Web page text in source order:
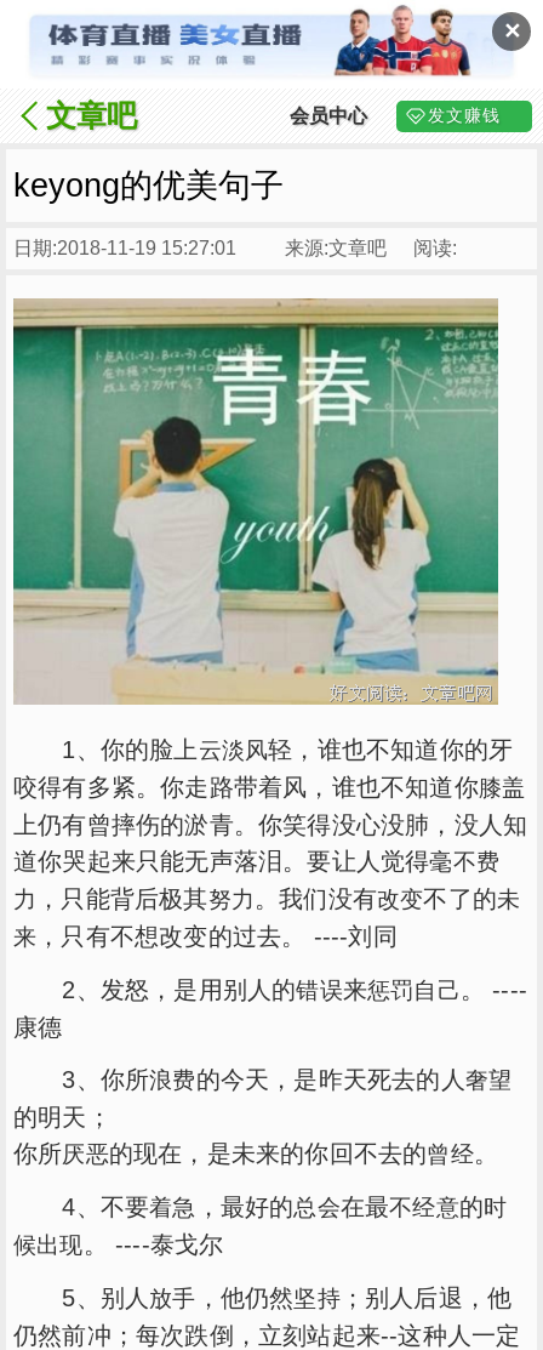
✕
文章吧 会员中心 发文赚钱
keyong的优美句子
日期:2018-11-19 15:27:01 来源:文章吧 阅读:
1、你的脸上云淡风轻，谁也不知道你的牙
咬得有多紧。你走路带着风，谁也不知道你膝盖
上仍有曾摔伤的淤青。你笑得没心没肺，没人知
道你哭起来只能无声落泪。要让人觉得毫不费
力 ，只能背后极其努力 。我们没有改变不了的未
来 ，只有不想改变的过去。 ----刘同
2、发怒，是用别人的错误来惩罚自己。 ----
康德
3、你所浪费的今天，是昨天死去的人奢望
的明天；
你所厌恶的现在，是未来的你回不去的曾经。
4、不要着急 ，最好的总会在最不经意的时
候出现。 ----泰戈尔
5、别人 放手 ，他仍然坚持；别人后退，他
仍然前冲；每次跌倒，立刻站起来--这种人一定